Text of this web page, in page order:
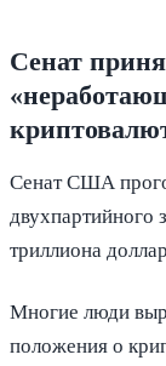
Сенат
Сенат США
двухпартийного
триллиона
Многие люди
положения о